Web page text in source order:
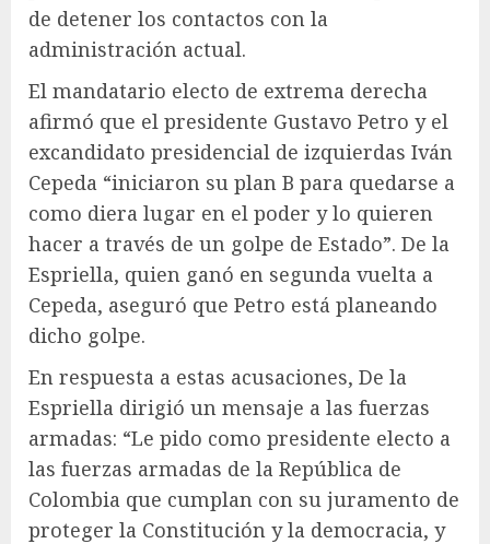
de detener los contactos con la
administración actual.
El mandatario electo de extrema derecha
afirmó que el presidente Gustavo Petro y el
excandidato presidencial de izquierdas Iván
Cepeda “iniciaron su plan B para quedarse a
como diera lugar en el poder y lo quieren
hacer a través de un golpe de Estado”. De la
Espriella, quien ganó en segunda vuelta a
Cepeda, aseguró que Petro está planeando
dicho golpe.
En respuesta a estas acusaciones, De la
Espriella dirigió un mensaje a las fuerzas
armadas: “Le pido como presidente electo a
las fuerzas armadas de la República de
Colombia que cumplan con su juramento de
proteger la Constitución y la democracia, y